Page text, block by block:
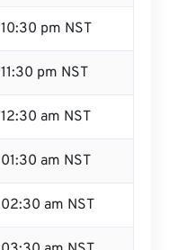
10:30 pm NST
11:30 pm NST
12:30 am NST
01:30 am NST
02:30 am NST